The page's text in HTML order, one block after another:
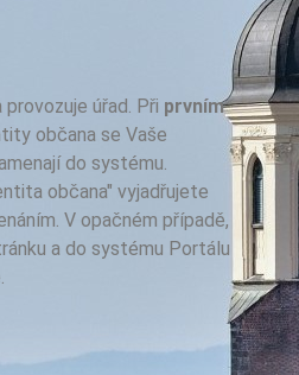
úřad. Při prvním
občana se Vaše
do systému.
občana" vyjadřujete
V opačném případě,
a do systému Portálu